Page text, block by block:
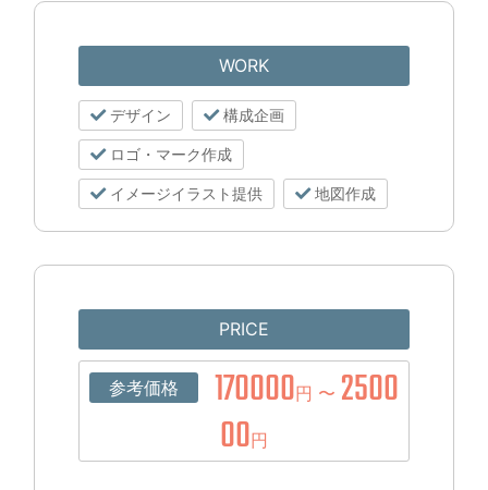
WORK
デザイン 構成企画
ロゴ・マーク作成
イメージイラスト提供 地図作成
PRICE
参考価格 170000円 〜 2500
00円